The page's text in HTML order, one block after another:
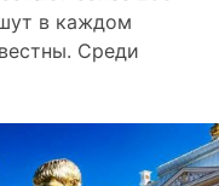
в каждом
Среди